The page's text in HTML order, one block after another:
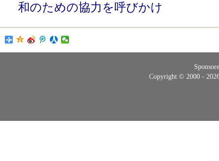
和のための協力を呼びかけ
Copyright © 2000 -